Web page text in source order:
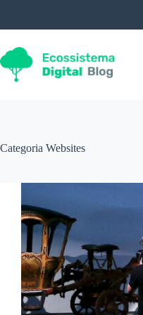
o
Categoria Websites